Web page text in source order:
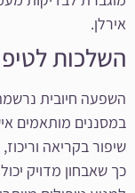
אירלן.
השלכות
השפעה חיובית
במסננים מותאמים
שיפור בקריאה
כך שאבחון מדויק